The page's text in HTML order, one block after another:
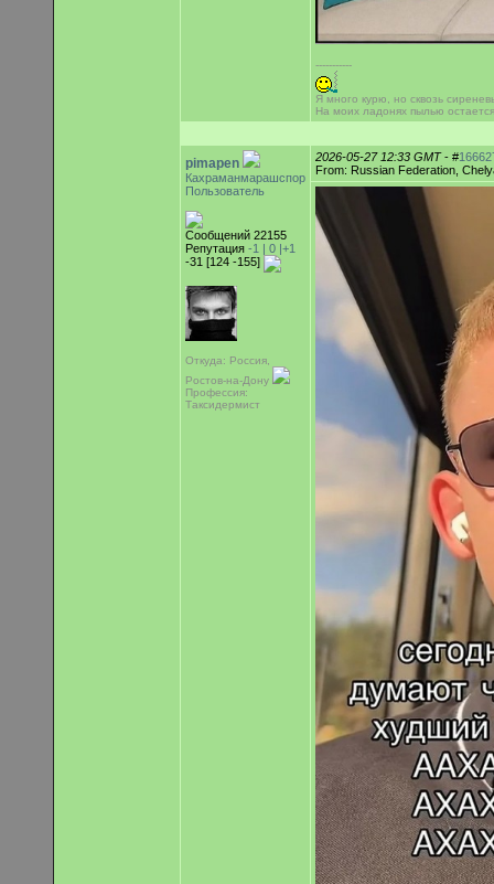
-----------
Я много курю, но сквозь
На моих ладонях пылью
pimapen
Кахраманмарашспор
Пользователь
Сообщений 22155
Репутация -1 | 0 |+1
-31 [124 -155]
Откуда: Россия,
Ростов-на-Дону
Профессия:
Таксидермист
2026-05-27 12:33 GMT- #
From: Russian Federation,